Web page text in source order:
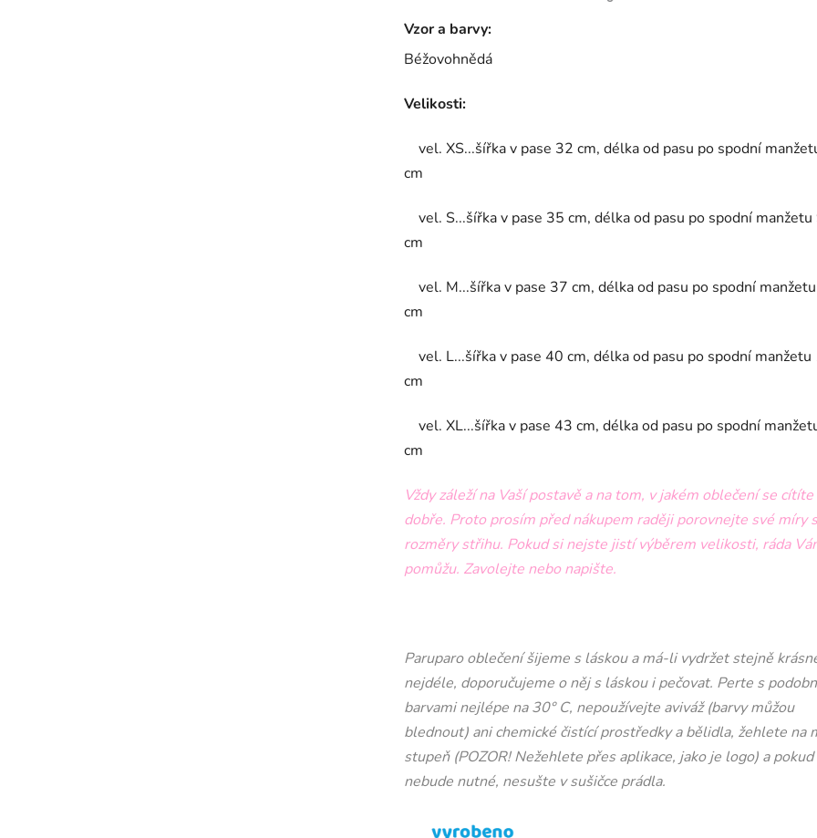
Vzor a barvy:
Béžovohnědá
Velikosti:
vel. XS...šířka v pase 32 cm, délka od pasu po spodní
cm
vel. S...šířka v pase 35 cm, délka od pasu po spodní
cm
vel. M...šířka v pase 37 cm, délka od pasu po spodní
cm
vel. L...šířka v pase 40 cm, délka od pasu po spodní
cm
vel. XL...šířka v pase 43 cm, délka od pasu po spodní
cm
Vždy záleží na Vaší postavě a na tom, v jakém oblečení se cítíte
dobře. Proto prosím před nákupem raději porovnejte své míry s
rozměry střihu. Pokud si nejste jistí výběrem velikosti, ráda
pomůžu. Zavolejte nebo napište.
Paruparo oblečení šijeme s láskou a má-li vydržet stejně
nejdéle, doporučujeme o něj s láskou i pečovat. Perte s
barvami nejlépe na 30° C, nepoužívejte aviváž (barvy můžou
blednout) ani chemické čistící prostředky a bělidla, žehlete na
stupeň (POZOR! Nežehlete přes aplikace, jako je logo) a
nebude nutné, nesušte v sušičce prádla.